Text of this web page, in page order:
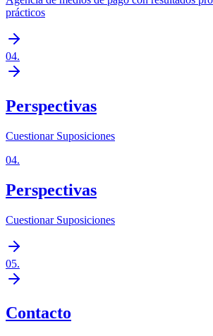
prácticos
04.
Perspectivas
Cuestionar Suposiciones
04.
Perspectivas
Cuestionar Suposiciones
05.
Contacto